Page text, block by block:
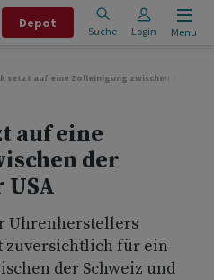
Depot
Suche Login Menu
setzt auf eine Zolleinigung zwischen der
auf eine
der
USA
Uhrenherstellers
zuversichtlich für ein
der Schweiz und